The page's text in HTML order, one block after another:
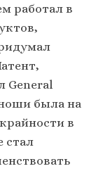
работал в
General
была на
в
стал